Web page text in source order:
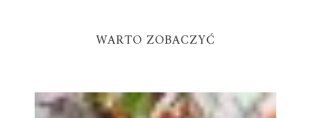
WARTO ZOBACZYĆ